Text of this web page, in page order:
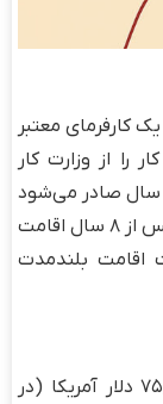
کارفرمای معتبر
را از وزارت کار
سال صادر می‌شود
و در صورت ادامه همکاری قابل تمدید است. پس از ۸ سال اقامت
اقامت بلندمدت
در صورتی که فرد ملکی با ارزش حداقل ۷۵٬۰۰۰ دلار آمریکا (در